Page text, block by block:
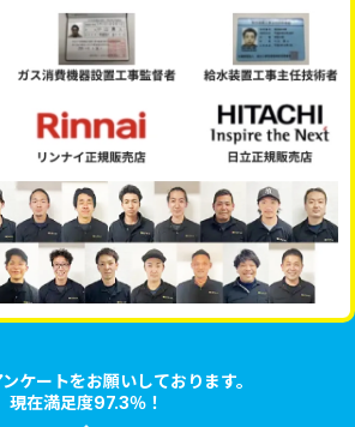
ケートをお願いしております。
現在満足度97.3％！